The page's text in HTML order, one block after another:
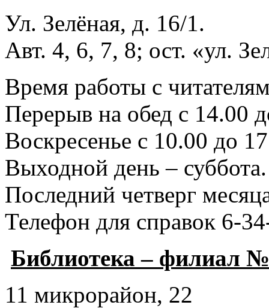
Ул. Зелёная, д. 16/1.
Авт. 4, 6, 7, 8; ост. «ул.
Время работы с
Перерыв на обед с 14.00
Воскресенье с 10.00 до
Выходной день – суббота.
Последний четверг
Телефон для справок 6-
Библиотека – филиал
11 микрорайон, 22